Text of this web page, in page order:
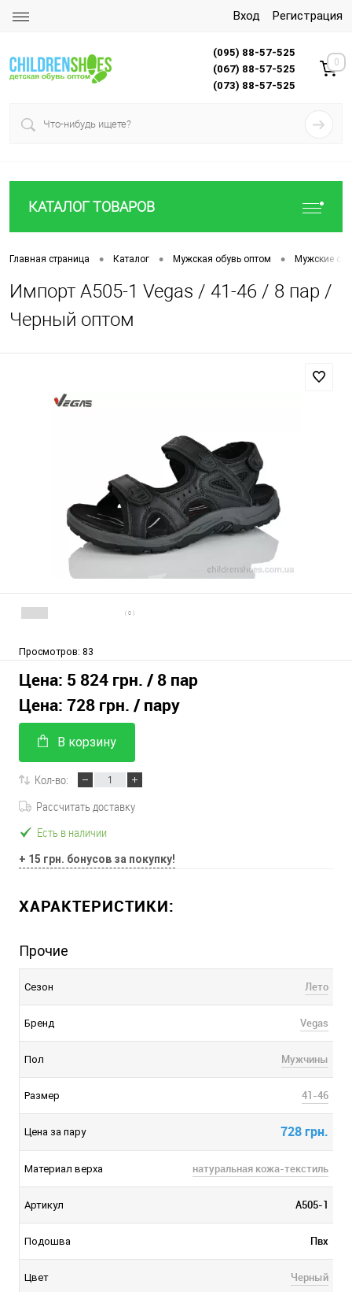
Вход Регистрация
(095) 88-57-525
(067) 88-57-525
(073) 88-57-525
0
КАТАЛОГ ТОВАРОВ
Главная страница • Каталог • Мужская обувь оптом • Мужские
Импорт A505-1 Vegas / 41-46 / 8 пар /
Черный оптом
( 0 )
Просмотров: 83
Цена: 5 824 грн. / 8 пар
Цена: 728 грн. / пару
В корзину
Кол-во:
Рассчитать доставку
Есть в наличии
+ 15 грн. бонусов за покупку!
ХАРАКТЕРИСТИКИ:
Прочие
Сезон Лето
Бренд Vegas
Пол Мужчины
Размер 41-46
Цена за пару 728 грн.
Материал верха натуральная кожа-текстиль
Артикул A505-1
Подошва Пвх
Цвет Черный